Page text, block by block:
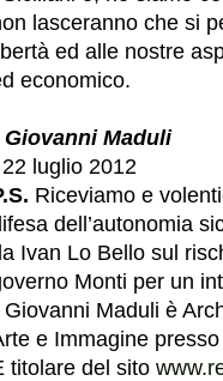
lasceranno che si
ed alle nostre
economico.
Giovanni Maduli
22 luglio 2012
Riceviamo e
dell’autonomia
Ivan Lo Bello sul
Monti per un
Giovanni Maduli è
e Immagine
titolare del sito